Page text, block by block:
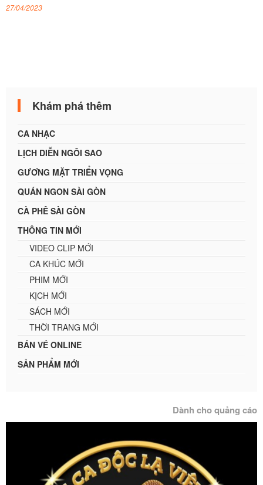
27/04/2023
Khám phá thêm
CA NHẠC
LỊCH DIỄN NGÔI SAO
GƯƠNG MẶT TRIỂN VỌNG
QUÁN NGON SÀI GÒN
CÀ PHÊ SÀI GÒN
THÔNG TIN MỚI
VIDEO CLIP MỚI
CA KHÚC MỚI
PHIM MỚI
KỊCH MỚI
SÁCH MỚI
THỜI TRANG MỚI
BÁN VÉ ONLINE
SẢN PHẨM MỚI
Dành cho quảng cáo